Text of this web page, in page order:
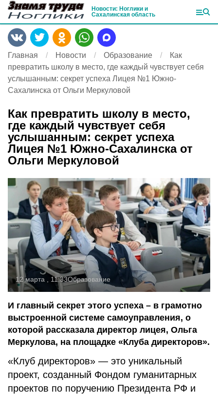
Новости: Ноглики и
Сахалинская область
Главная Новости Образование
Как
превратить школу в место, где каждый чувствует себя
услышанным: секрет успеха Лицея №1 Южно-
Сахалинска от Ольги Меркуловой
Как превратить школу в место,
где каждый чувствует себя
услышанным: секрет успеха
Лицея №1 Южно-Сахалинска от
Ольги Меркуловой
12 марта , 11:33Образование
И главный секрет этого успеха – в грамотно
выстроенной системе самоуправления, о
которой рассказала директор лицея, Ольга
Меркулова, на площадке «Клуба директоров».
«Клуб директоров» — это уникальный
проект, созданный Фондом гуманитарных
проектов по поручению Президента РФ и